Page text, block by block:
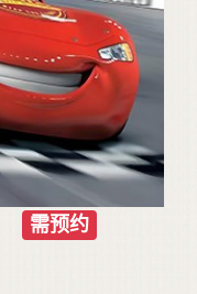
需预约